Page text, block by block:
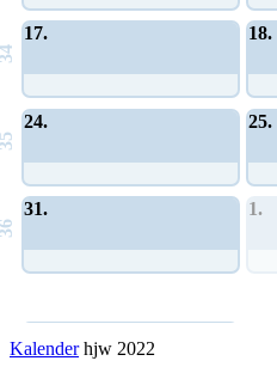
17. 18.
24. 25.
31. 1.
Kalenderhjw 2022